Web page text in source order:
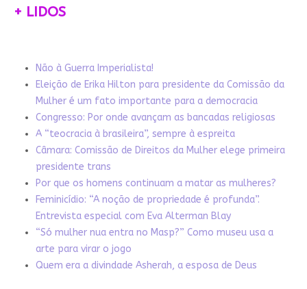
+ LIDOS
Não à Guerra Imperialista!
Eleição de Erika Hilton para presidente da Comissão da
Mulher é um fato importante para a democracia
Congresso: Por onde avançam as bancadas religiosas
A “teocracia à brasileira”, sempre à espreita
Câmara: Comissão de Direitos da Mulher elege primeira
presidente trans
Por que os homens continuam a matar as mulheres?
Feminicídio: “A noção de propriedade é profunda”.
Entrevista especial com Eva Alterman Blay
“Só mulher nua entra no Masp?” Como museu usa a
arte para virar o jogo
Quem era a divindade Asherah, a esposa de Deus